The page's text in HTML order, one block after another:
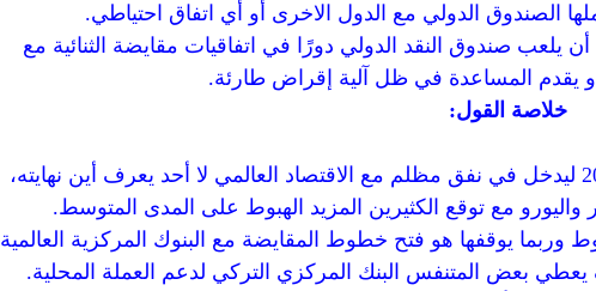
الصندوق الدولي مع الدول الاخرى أو أي اتفاق احتياطي.
يلعب صندوق النقد الدولي دورًا في اتفاقيات مقايضة الثنائية مع
أو يقدم المساعدة في ظل آلية إقراض طارئة.
خلاصة القول:
الاقتصاد التركي لم يتعافى بعد من أزمة عام 2018 ليدخل في نفق مظلم مع الاقتصاد العالمي لا أحد يعرف أين نهايته،
واليورو مع توقع الكثيرين المزيد الهبوط على المدى المتوسط.
يوقفها هو فتح خطوط المقايضة مع البنوك المركزية العالمية
يعطي بعض المتنفس البنك المركزي التركي لدعم العملة المحلية.